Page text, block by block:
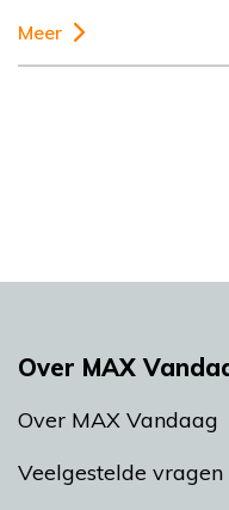
Meer
Over MAX
Over MAX Vandaag
Veelgestelde vragen